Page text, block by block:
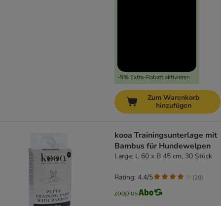
-5% Extra-Rabatt aktivieren
Zum Warenkorb
hinzufügen
kooa Trainingsunterlage mit
Bambus für Hundewelpen
Large: L 60 x B 45 cm, 30 Stück
Rating: 4.4/5 (20)